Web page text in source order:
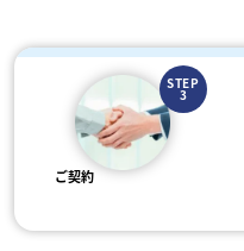
STEP
3
ご契約